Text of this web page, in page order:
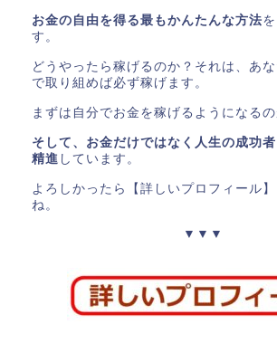
お金の自由を得る最もかんたんな方法
す。
どうやったら稼げるのか？それは、あ
で取り組めば必ず稼げます。
まずは自分でお金を稼げるようになるの
そして、お金だけではなく人生の成功
精進 しています。
よろしかったら【詳しいプロフィール
ね。
▼▼▼